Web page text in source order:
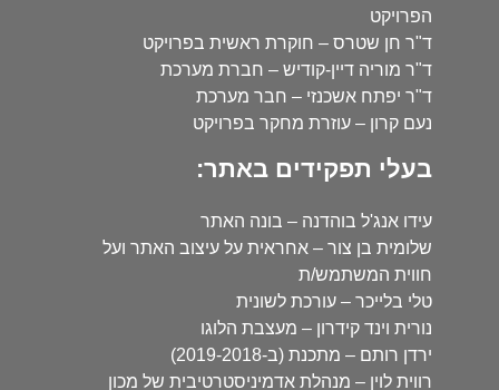
הפרויקט
ד"ר חן שטרס – חוקרת ראשית בפרויקט
ד"ר מוריה דיין-קודיש – חברת מערכת
ד"ר יפתח אשכנזי – חבר מערכת
נעם קרון – עוזרת מחקר בפרויקט
בעלי תפקידים באתר:
עידו אנג'ל בוהדנה – בונה האתר
שלומית בן צור – אחראית על עיצוב האתר ועל
חווית המשתמש/ת
טלי בלייכר – עורכת לשונית
נורית וינד קידרון – מעצבת הלוגו
ירדן רותם – מתכנת (ב-2019-2018)
רווית לוין – מנהלת אדמיניסטרטיבית של מכון